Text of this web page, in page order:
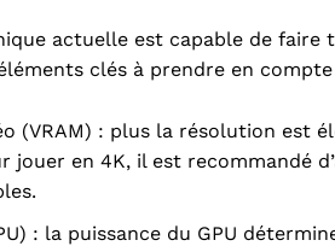
actuelle est capable de faire
clés à prendre en
(VRAM) : plus la résolution est
jouer en 4K, il est recommandé
: la puissance du GPU